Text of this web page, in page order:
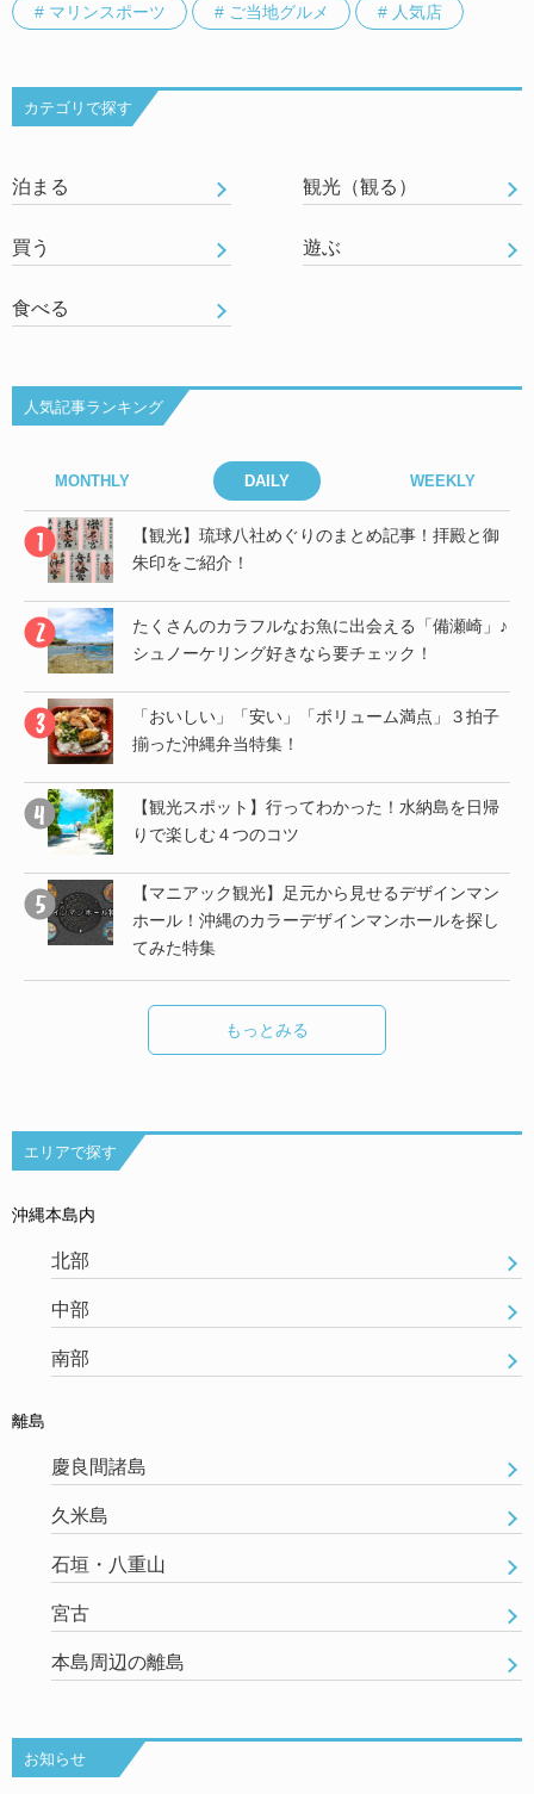
# マリンスポーツ # ご当地グルメ # 人気店
カテゴリで探す
泊まる 観光（観る）
買う 遊ぶ
食べる
人気記事ランキング
MONTHLY DAILY WEEKLY
【観光】琉球八社めぐりのまとめ記事！拝殿と御
朱印をご紹介！
たくさんのカラフルなお魚に出会える「備瀬崎」♪
シュノーケリング好きなら要チェック！
「おいしい」「安い」「ボリューム満点」３拍子
揃った沖縄弁当特集！
【観光スポット】行ってわかった！水納島を日帰
りで楽しむ４つのコツ
【マニアック観光】足元から見せるデザインマン
ホール！沖縄のカラーデザインマンホールを探し
てみた特集
もっとみる
エリアで探す
沖縄本島内
北部
中部
南部
離島
慶良間諸島
久米島
石垣・八重山
宮古
本島周辺の離島
お知らせ